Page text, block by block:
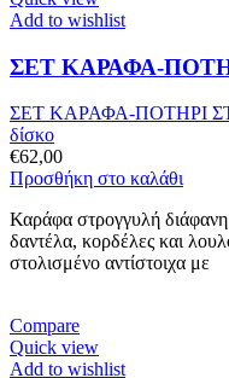
Add to wishlist
ΣΕΤ ΚΑΡΑΦΑ-
ΣΕΤ ΚΑΡΑΦΑ-ΠΟΤΗΡΙ
δίσκο
€62,00
Προσθήκη στο καλάθι
Καράφα στρογγυλή
δαντέλα, κορδέλες και
στολισμένο αντίστοιχα με
Compare
Quick view
Add to wishlist